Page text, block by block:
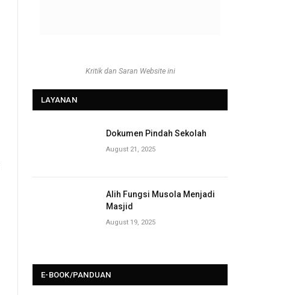
Kritik dan Saran Website ini
LAYANAN
Dokumen Pindah Sekolah
August 21, 2025
Alih Fungsi Musola Menjadi
Masjid
August 19, 2025
E-BOOK/PANDUAN